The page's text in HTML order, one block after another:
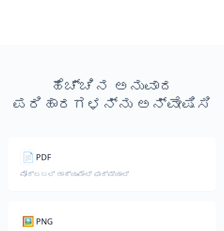
ಹೆಚ್ಚಿನ ಅನುವಾದ
ಪರಿಹಾರಗಳನ್ನು ಅನ್ವೇಷಿಸಿ
📄 PDF
ಪೋರ್ಟಬಲ್ ಡಾಕ್ಯುಮೆಂಟ್ ಫಾರ್ಮ್ಯಾಟ್
🖼️ PNG